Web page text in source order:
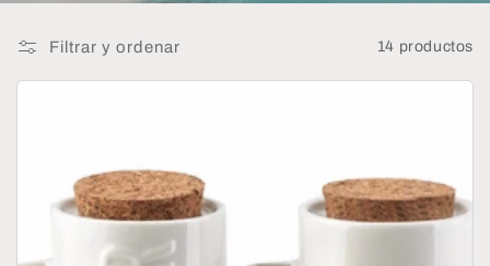
Filtrar y ordenar 14 productos